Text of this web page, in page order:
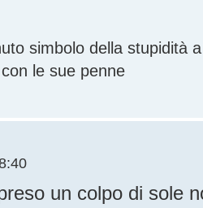
simbolo della stupidità
le sue penne
un colpo di sole